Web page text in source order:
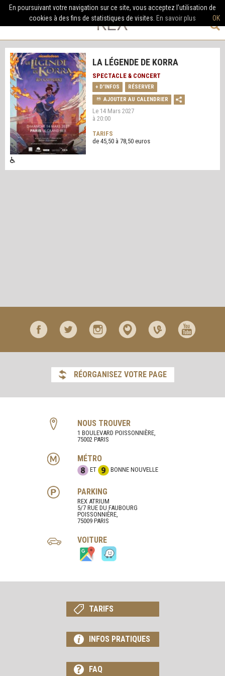
LA LÉGENDE DE KORRA
SPECTACLE & CONCERT
+ D'INFOS
RÉSERVER
AJOUTER AU CALENDRIER
Le 14 Mars 2027
à 20:00
TARIFS
de 45,50 à 78,50 euros
RÉORGANISEZ VOTRE PAGE
NOUS TROUVER
1 BOULEVARD POISSONNIÈRE,
75002 PARIS
MÉTRO
ET BONNE NOUVELLE
PARKING
REX ATRIUM
5/7 RUE DU FAUBOURG
POISSONNIÈRE,
75009 PARIS
VOITURE
TARIFS
INFOS PRATIQUES
FAQ
OK
En poursuivant votre navigation sur ce site, vous acceptez l’utilisation de
cookies à des fins de statistiques de visites. En savoir plus